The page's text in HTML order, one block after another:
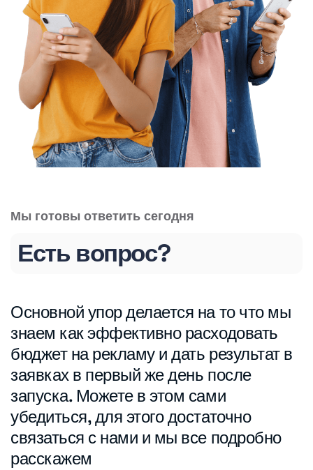
Мы готовы ответить сегодня
Есть вопрос?
Основной упор делается на то что мы
знаем как эффективно расходовать
бюджет на рекламу и дать результат в
заявках в первый же день после
запуска. Можете в этом сами
убедиться, для этого достаточно
связаться с нами и мы все подробно
расскажем